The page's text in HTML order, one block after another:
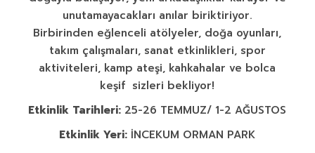
unutamayacakları anılar biriktiriyor.
Birbirinden eğlenceli atölyeler, doğa oyunları,
takım çalışmaları, sanat etkinlikleri, spor
aktiviteleri, kamp ateşi, kahkahalar ve bolca
keşif sizleri bekliyor!
Etkinlik Tarihleri: 25-26 TEMMUZ/ 1-2 AĞUSTOS
Etkinlik Yeri: İNCEKUM ORMAN PARK